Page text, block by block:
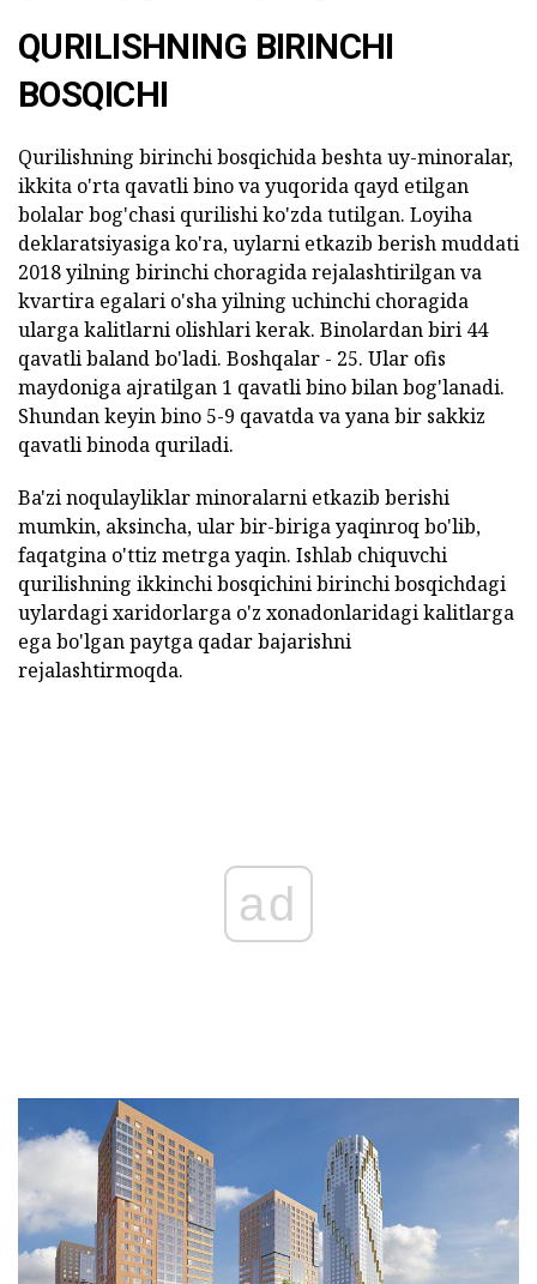
QURILISHNING BIRINCHI
BOSQICHI
Qurilishning birinchi bosqichida beshta uy-minoralar,
ikkita o'rta qavatli bino va yuqorida qayd etilgan
bolalar bog'chasi qurilishi ko'zda tutilgan. Loyiha
deklaratsiyasiga ko'ra, uylarni etkazib berish muddati
2018 yilning birinchi choragida rejalashtirilgan va
kvartira egalari o'sha yilning uchinchi choragida
ularga kalitlarni olishlari kerak. Binolardan biri 44
qavatli baland bo'ladi. Boshqalar - 25. Ular ofis
maydoniga ajratilgan 1 qavatli bino bilan bog'lanadi.
Shundan keyin bino 5-9 qavatda va yana bir sakkiz
qavatli binoda quriladi.
Ba'zi noqulayliklar minoralarni etkazib berishi
mumkin, aksincha, ular bir-biriga yaqinroq bo'lib,
faqatgina o'ttiz metrga yaqin. Ishlab chiquvchi
qurilishning ikkinchi bosqichini birinchi bosqichdagi
uylardagi xaridorlarga o'z xonadonlaridagi kalitlarga
ega bo'lgan paytga qadar bajarishni
rejalashtirmoqda.
ad